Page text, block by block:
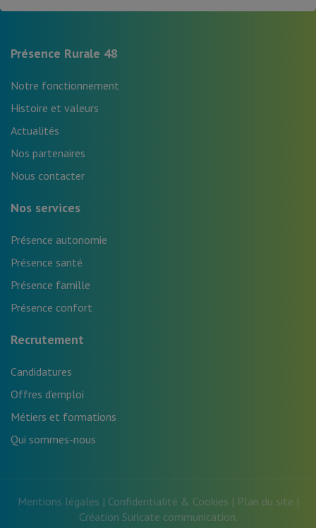
Présence Rurale 48
Notre fonctionnement
Histoire et valeurs
Actualités
Nos partenaires
Nous contacter
Nos services
Présence autonomie
Présence santé
Présence famille
Présence confort
Recrutement
Candidatures
Offres d’emploi
Métiers et formations
Qui sommes-nous
Mentions légales | Confidentialité & Cookies | Plan du site |
Création Suricate communication.